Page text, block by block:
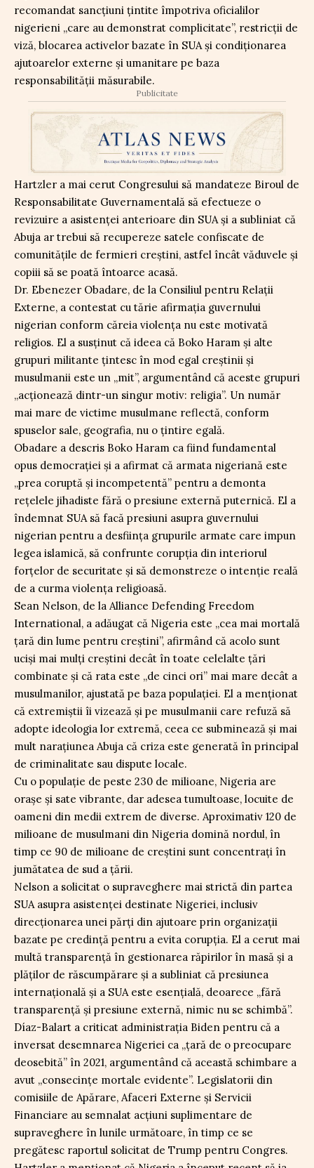
recomandat sancțiuni țintite împotriva oficialilor
nigerieni „care au demonstrat complicitate”, restricții de
viză, blocarea activelor bazate în SUA și condiționarea
ajutoarelor externe și umanitare pe baza
responsabilității măsurabile.
Publicitate
Hartzler a mai cerut Congresului să mandateze Biroul de
Responsabilitate Guvernamentală să efectueze o
revizuire a asistenței anterioare din SUA și a subliniat că
Abuja ar trebui să recupereze satele confiscate de
comunitățile de fermieri creștini, astfel încât văduvele și
copiii să se poată întoarce acasă.
Dr. Ebenezer Obadare, de la Consiliul pentru Relații
Externe, a contestat cu tărie afirmația guvernului
nigerian conform căreia violența nu este motivată
religios. El a susținut că ideea că Boko Haram și alte
grupuri militante țintesc în mod egal creștinii și
musulmanii este un „mit”, argumentând că aceste grupuri
„acționează dintr-un singur motiv: religia”. Un număr
mai mare de victime musulmane reflectă, conform
spuselor sale, geografia, nu o țintire egală.
Obadare a descris Boko Haram ca fiind fundamental
opus democrației și a afirmat că armata nigeriană este
„prea coruptă și incompetentă” pentru a demonta
rețelele jihadiste fără o presiune externă puternică. El a
îndemnat SUA să facă presiuni asupra guvernului
nigerian pentru a desființa grupurile armate care impun
legea islamică, să confrunte corupția din interiorul
forțelor de securitate și să demonstreze o intenție reală
de a curma violența religioasă.
Sean Nelson, de la Alliance Defending Freedom
International, a adăugat că Nigeria este „cea mai mortală
țară din lume pentru creștini”, afirmând că acolo sunt
uciși mai mulți creștini decât în toate celelalte țări
combinate și că rata este „de cinci ori” mai mare decât a
musulmanilor, ajustată pe baza populației. El a menționat
că extremiștii îi vizează și pe musulmanii care refuză să
adopte ideologia lor extremă, ceea ce subminează și mai
mult narațiunea Abuja că criza este generată în principal
de criminalitate sau dispute locale.
Cu o populație de peste 230 de milioane, Nigeria are
orașe și sate vibrante, dar adesea tumultoase, locuite de
oameni din medii extrem de diverse. Aproximativ 120 de
milioane de musulmani din Nigeria domină nordul, în
timp ce 90 de milioane de creștini sunt concentrați în
jumătatea de sud a țării.
Nelson a solicitat o supraveghere mai strictă din partea
SUA asupra asistenței destinate Nigeriei, inclusiv
direcționarea unei părți din ajutoare prin organizații
bazate pe credință pentru a evita corupția. El a cerut mai
multă transparență în gestionarea răpirilor în masă și a
plăților de răscumpărare și a subliniat că presiunea
internațională și a SUA este esențială, deoarece „fără
transparență și presiune externă, nimic nu se schimbă”.
Díaz-Balart a criticat administrația Biden pentru că a
inversat desemnarea Nigeriei ca „țară de o preocupare
deosebită” în 2021, argumentând că această schimbare a
avut „consecințe mortale evidente”. Legislatorii din
comisiile de Apărare, Afaceri Externe și Servicii
Financiare au semnalat acțiuni suplimentare de
supraveghere în lunile următoare, în timp ce se
pregătesc raportul solicitat de Trump pentru Congres.